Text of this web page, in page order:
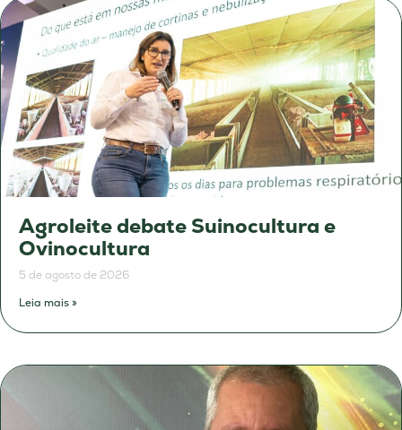
Agroleite debate Suinocultura e
Ovinocultura
5 de agosto de 2026
Leia mais »